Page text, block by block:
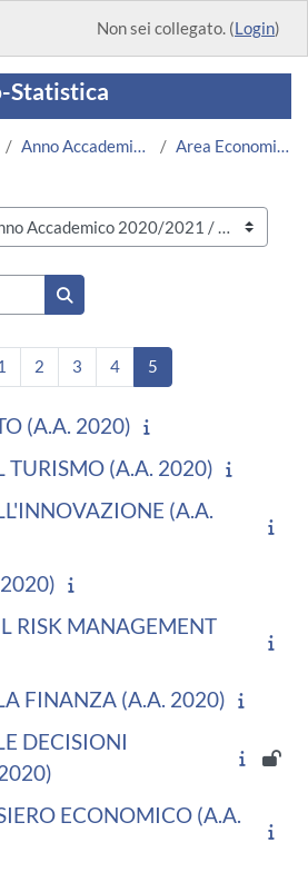
Non sei collegato. (Login)
Statistica
Anno Accademico 2020/2021 Area Economico-Statistica
Cerca corsi
precedente
Pagina 1
2Pagina 2
3Pagina 3
4Pagina 4
5Pagina 5
(A.A. 2020)
TURISMO (A.A. 2020)
(A.A.
RISK MANAGEMENT
FINANZA (A.A. 2020)
DECISIONI
ECONOMICO (A.A.